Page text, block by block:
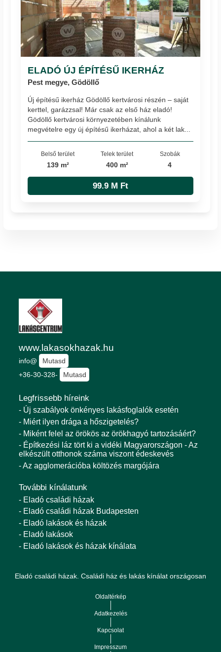
ELADÓ ÚJ ÉPÍTÉSŰ IKERHÁZ
Pest megye, Gödöllő
Új építésű ikerház Gödöllő kertvárosi részén – saját
kerttel, garázzsal! Már csak az első ház eladó!
Gödöllő kertvárosi környezetében kínálunk
megvételre egy új építésű ikerházat, ahol a két lak...
Belső terület
139 m²
Telek terület
400 m²
Szobák
4
99.9 M Ft
www.lakasokhazak.hu
info@
Mutasd
+36-30-328-
Mutasd
Legfrissebb híreink
- Új szabályok önkényes lakásfoglalók esetén
- Miért ilyen drága a hőszigetelés?
- Miként felel az örökös az örökhagyó tartozásáért?
- Építkezési láz tört ki a vidéki Magyarországon - Az
elkészült otthonok száma viszont édeskevés
- Az agglomerációba költözés margójára
További kínálatunk
- Eladó családi házak
- Eladó családi házak Budapesten
- Eladó lakások és házak
- Eladó lakások
- Eladó lakások és házak kínálata
Eladó családi házak. Családi ház és lakás kínálat országosan
Oldaltérkép
Adatkezelés
Kapcsolat
Impresszum